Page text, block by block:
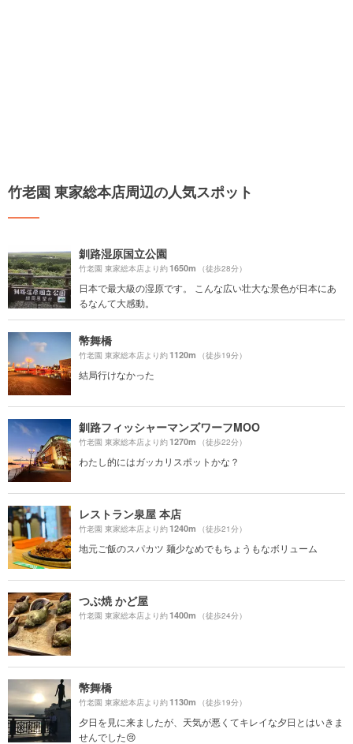
竹老園 東家総本店周辺の人気スポット
釧路湿原国立公園
竹老園 東家総本店より約1650m （徒歩28分）
日本で最大級の湿原です。 こんな広い壮大な景色が日本にあ
るなんて大感動。
幣舞橋
竹老園 東家総本店より約1120m （徒歩19分）
結局行けなかった
釧路フィッシャーマンズワーフMOO
竹老園 東家総本店より約1270m （徒歩22分）
わたし的にはガッカリスポットかな？
レストラン泉屋 本店
竹老園 東家総本店より約1240m （徒歩21分）
地元ご飯のスパカツ 麺少なめでもちょうもなボリューム
つぶ焼 かど屋
竹老園 東家総本店より約1400m （徒歩24分）
幣舞橋
竹老園 東家総本店より約1130m （徒歩19分）
夕日を見に来ましたが、天気が悪くてキレイな夕日とはいきま
せんでした😢